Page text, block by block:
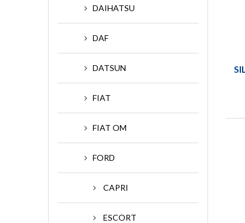
DAIHATSU
DAF
DATSUN
FIAT
FIAT OM
FORD
CAPRI
ESCORT